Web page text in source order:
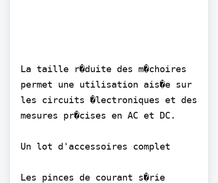
La taille r�duite des m�choires
permet une utilisation ais�e sur
les circuits �lectroniques et des
mesures pr�cises en AC et DC.
Un lot d'accessoires complet
Les pinces de courant s�rie